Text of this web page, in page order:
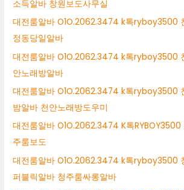
소득알바 창원보도사무실
대전룸알바 O1O.2062.3474 k톡ryboy3500
정동당일알바
대전룸알바 O1O.2062.3474 k톡ryboy3500
안노래방알바
대전룸알바 O1O.2062.3474 k톡ryboy3500
밤알바 천안노래방도우미
대전룸알바 O1O.2062.3474 K톡
주룸보도
대전룸알바 O1O.2062.3474 k톡ryboy3500
퍼블릭알바 청주룸싸롱알바